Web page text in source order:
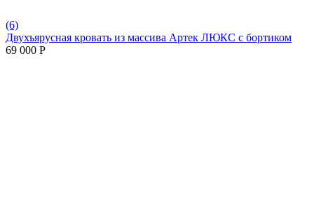
(6)
Двухъярусная кровать из массива Артек ЛЮКС с бортиком
69 000 Р